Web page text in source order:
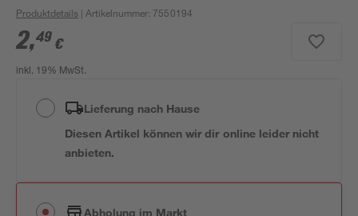
Produktdetails | Artikelnummer: 7550194
2,49 €
inkl. 19% MwSt.
Lieferung nach Hause
Diesen Artikel können wir dir online leider nicht
anbieten.
Abholung im Markt